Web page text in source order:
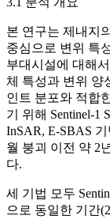
본 연구는 제내지
중심으로 변위 특
부대시설에 대해
체 특성과 변위 양
인트 분포와 적합
기 위해 Sentinel-1
InSAR, E-SBAS
월 붕괴 이전 약 2
다.
세 기법 모두
으로 동일한 기간